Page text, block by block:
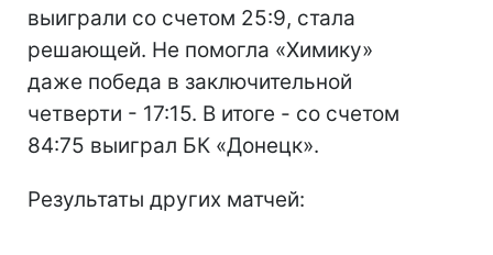
выиграли со счетом 25:9, стала
решающей. Не помогла «Химику»
даже победа в заключительной
четверти - 17:15. В итоге - со счетом
84:75 выиграл БК «Донецк».
Результаты других матчей: